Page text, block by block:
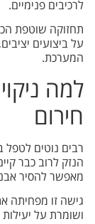
לרכיבים פנימיים.
תחזוקה שוטפת
על ביצועים
המערכת.
למה
חירום
רבים נוטים
הנזק לרוב כבר
מאפשר להסיר
גישה זו מפחיתה
ושומרת על